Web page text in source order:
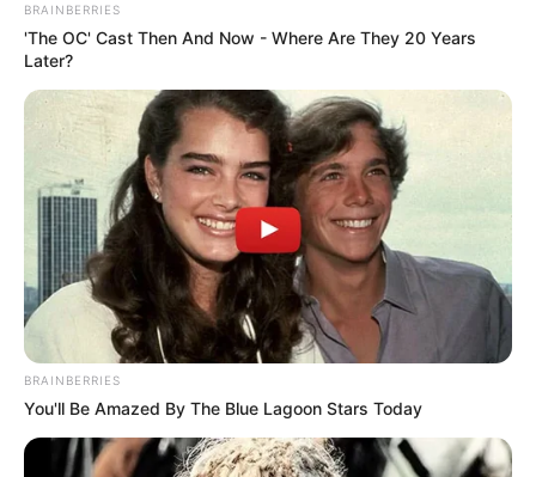
BRAINBERRIES
'The OC' Cast Then And Now - Where Are They 20 Years
Later?
BRAINBERRIES
You'll Be Amazed By The Blue Lagoon Stars Today